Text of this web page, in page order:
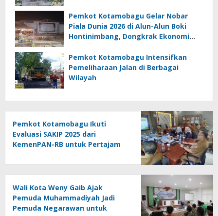
Pemkot Kotamobagu Gelar Nobar
Piala Dunia 2026 di Alun-Alun Boki
Hontinimbang, Dongkrak Ekonomi
Pemkot Kotamobagu Intensifkan
Pemeliharaan Jalan di Berbagai
Wilayah
Pemkot Kotamobagu Ikuti
Evaluasi SAKIP 2025 dari
KemenPAN-RB untuk Pertajam
Wali Kota Weny Gaib Ajak
Pemuda Muhammadiyah Jadi
Pemuda Negarawan untuk